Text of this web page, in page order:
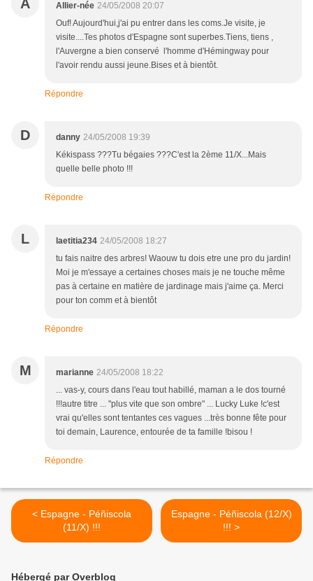
A Allier-née 24/05/2008 20:07
Ouf! Aujourd'hui,j'ai pu entrer dans les coms.Je visite, je
visite....Tes photos d'Espagne sont superbes.Tiens, tiens ,
l'Auvergne a bien conservé l'homme d'Hémingway pour
l'avoir rendu aussi jeune.Bises et à bientôt.
Répondre
D danny 24/05/2008 19:39
Kékispass ???Tu bégaies ???C'est la 2ème 11/X...Mais
quelle belle photo !!!
Répondre
L laetitia234 24/05/2008 18:27
tu fais naitre des arbres! Waouw tu dois etre une pro du jardin!
Moi je m'essaye a certaines choses mais je ne touche même
pas à certaine en matière de jardinage mais j'aime ça. Merci
pour ton comm et à bientôt
Répondre
M marianne 24/05/2008 18:22
... vas-y, cours dans l'eau tout habillé, maman a le dos tourné
!!!autre titre ... "plus vite que son ombre" ... Lucky Luke !c'est
vrai qu'elles sont tentantes ces vagues ...très bonne fête pour
toi demain, Laurence, entourée de ta famille !bisou !
Répondre
< Espagne - Péñiscola
(11/X) !!!
Espagne - Péñiscola (12/X)
!!! >
Hébergé par Overblog